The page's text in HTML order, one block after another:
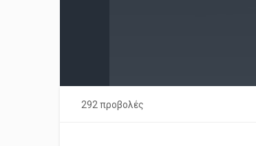
292 προβολές